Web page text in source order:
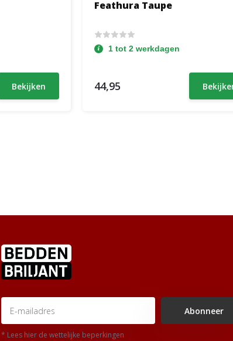
Bekijken
Feathura Taupe
1 tot 2 werkdagen
44,95
Abonneer
* Lees hier de wettelijke beperkingen